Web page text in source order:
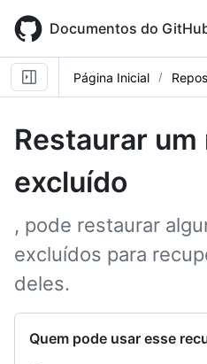
main
content
Documentos do
Página Inicial
Restaurar
excluído
, pode restaurar
excluídos para
deles.
Quem pode usar esse